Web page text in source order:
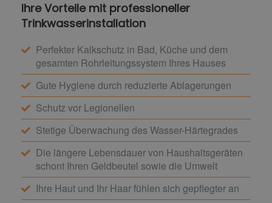
Ihre Vorteile mit professioneller
Trinkwasserinstallation
Perfekter Kalkschutz in Bad, Küche und dem
gesamten Rohrleitungssystem Ihres Hauses
Gute Hygiene durch reduzierte Ablagerungen
Schutz vor Legionellen
Stetige Überwachung des Wasser-Härtegrades
Die längere Lebensdauer von Haushaltsgeräten
schont Ihren Geldbeutel sowie die Umwelt
Ihre Haut und Ihr Haar fühlen sich gepflegter an